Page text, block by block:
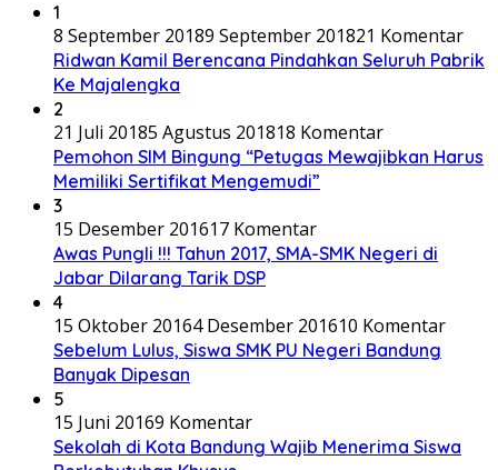
1
8 September 20189 September 201821 Komentar
Ridwan Kamil Berencana Pindahkan Seluruh Pabrik
Ke Majalengka
2
21 Juli 20185 Agustus 201818 Komentar
Pemohon SIM Bingung “Petugas Mewajibkan Harus
Memiliki Sertifikat Mengemudi”
3
15 Desember 201617 Komentar
Awas Pungli !!! Tahun 2017, SMA-SMK Negeri di
Jabar Dilarang Tarik DSP
4
15 Oktober 20164 Desember 201610 Komentar
Sebelum Lulus, Siswa SMK PU Negeri Bandung
Banyak Dipesan
5
15 Juni 20169 Komentar
Sekolah di Kota Bandung Wajib Menerima Siswa